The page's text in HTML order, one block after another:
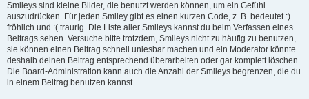
Smileys sind kleine Bilder, die benutzt werden können, um ein Gefühl
auszudrücken. Für jeden Smiley gibt es einen kurzen Code, z. B. bedeutet :)
fröhlich und :( traurig. Die Liste aller Smileys kannst du beim Verfassen eines
Beitrags sehen. Versuche bitte trotzdem, Smileys nicht zu häufig zu benutzen,
sie können einen Beitrag schnell unlesbar machen und ein Moderator könnte
deshalb deinen Beitrag entsprechend überarbeiten oder gar komplett löschen.
Die Board-Administration kann auch die Anzahl der Smileys begrenzen, die du
in einem Beitrag benutzen kannst.